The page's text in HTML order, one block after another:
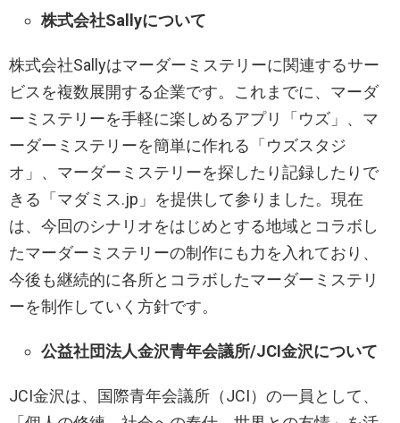
株式会社Sallyについて
株式会社Sallyはマーダーミステリーに関連するサー
ビスを複数展開する企業です。これまでに、マーダ
ーミステリーを手軽に楽しめるアプリ「ウズ」、マ
ーダーミステリーを簡単に作れる「ウズスタジ
オ」、マーダーミステリーを探したり記録したりで
きる「マダミス.jp」を提供して参りました。現在
は、今回のシナリオをはじめとする地域とコラボし
たマーダーミステリーの制作にも力を入れており、
今後も継続的に各所とコラボしたマーダーミステリ
ーを制作していく方針です。
公益社団法人金沢青年会議所/JCI金沢について
JCI金沢は、国際青年会議所（JCI）の一員として、